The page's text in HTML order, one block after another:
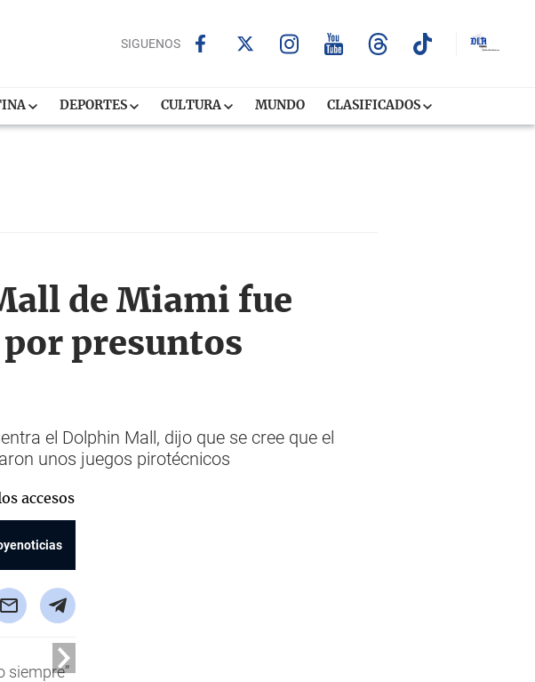
SIGUENOS
DEPORTES CULTURA MUNDO CLASIFICADOS
de Miami fue
por presuntos
el Dolphin Mall, dijo que se cree que el
unos juegos pirotécnicos
siempre”